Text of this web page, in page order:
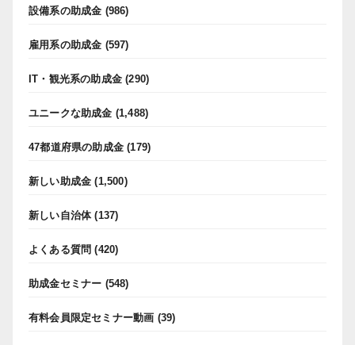
設備系の助成金 (986)
雇用系の助成金 (597)
IT・観光系の助成金 (290)
ユニークな助成金 (1,488)
47都道府県の助成金 (179)
新しい助成金 (1,500)
新しい自治体(137)
よくある質問 (420)
助成金セミナー (548)
有料会員限定セミナー動画 (39)